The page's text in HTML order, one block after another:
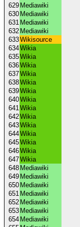
629 Mediawiki
630 Mediawiki
631 Mediawiki
632 Mediawiki
633Wikisource
634Wikia
635Wikia
636Wikia
637Wikia
638Wikia
639Wikia
640Wikia
641Wikia
642Wikia
643Wikia
644Wikia
645Wikia
646Wikia
647Wikia
648 Mediawiki
649 Mediawiki
650 Mediawiki
651 Mediawiki
652 Mediawiki
653 Mediawiki
654 Mediawiki